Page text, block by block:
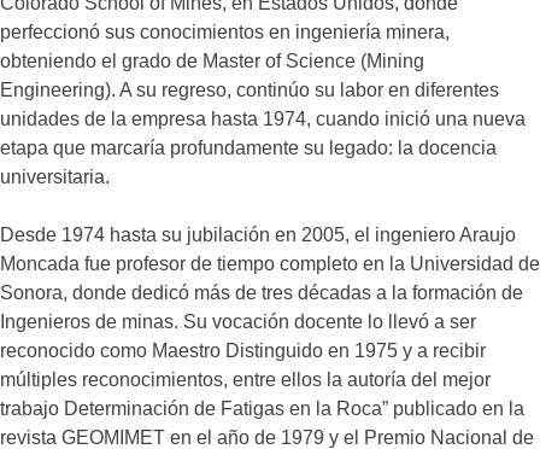
perfeccionó sus conocimientos en ingeniería minera,
obteniendo el grado de Master of Science (Mining
Engineering). A su regreso, continúo su labor en diferentes
unidades de la empresa hasta 1974, cuando inició una nueva
etapa que marcaría profundamente su legado: la docencia
universitaria.
Desde 1974 hasta su jubilación en 2005, el ingeniero Araujo
Moncada fue profesor de tiempo completo en la Universidad de
Sonora, donde dedicó más de tres décadas a la formación de
Ingenieros de minas. Su vocación docente lo llevó a ser
reconocido como Maestro Distinguido en 1975 y a recibir
múltiples reconocimientos, entre ellos la autoría del mejor
trabajo Determinación de Fatigas en la Roca” publicado en la
revista GEOMIMET en el año de 1979 y el Premio Nacional de